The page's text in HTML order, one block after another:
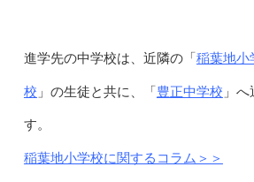
進学先の中学校は、近隣の「 稲葉地小
校 」の生徒と共に、「 豊正中学校 」
す。
稲葉地小学校に関するコラム＞＞